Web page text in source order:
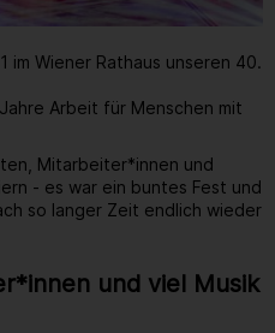
Wiener Rathaus unseren 40.
Arbeit für Menschen mit
Mitarbeiter*innen und
- es war ein buntes Fest und
so langer Zeit endlich wieder
und viel Musik